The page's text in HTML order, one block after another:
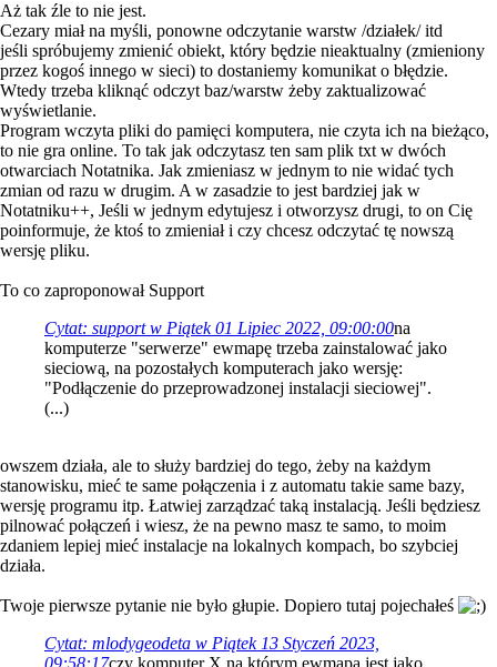
Aż tak źle to nie jest.
Cezary miał na myśli, ponowne odczytanie warstw /działek/ itd
jeśli spróbujemy zmienić obiekt, który będzie nieaktualny (zmieniony
przez kogoś innego w sieci) to dostaniemy komunikat o błędzie.
Wtedy trzeba kliknąć odczyt baz/warstw żeby zaktualizować
wyświetlanie.
Program wczyta pliki do pamięci komputera, nie czyta ich na bieżąco,
to nie gra online. To tak jak odczytasz ten sam plik txt w dwóch
otwarciach Notatnika. Jak zmieniasz w jednym to nie widać tych
zmian od razu w drugim. A w zasadzie to jest bardziej jak w
Notatniku++, Jeśli w jednym edytujesz i otworzysz drugi, to on Cię
poinformuje, że ktoś to zmieniał i czy chcesz odczytać tę nowszą
wersję pliku.
To co zaproponował Support
Cytat: support w Piątek 01 Lipiec 2022, 09:00:00na
komputerze "serwerze" ewmapę trzeba zainstalować jako
sieciową, na pozostałych komputerach jako wersję:
"Podłączenie do przeprowadzonej instalacji sieciowej".
(...)
owszem działa, ale to służy bardziej do tego, żeby na każdym
stanowisku, mieć te same połączenia i z automatu takie same bazy,
wersję programu itp. Łatwiej zarządzać taką instalacją. Jeśli będziesz
pilnować połączeń i wiesz, że na pewno masz te samo, to moim
zdaniem lepiej mieć instalacje na lokalnych kompach, bo szybciej
działa.
Twoje pierwsze pytanie nie było głupie. Dopiero tutaj pojechałeś
Cytat: mlodygeodeta w Piątek 13 Styczeń 2023,